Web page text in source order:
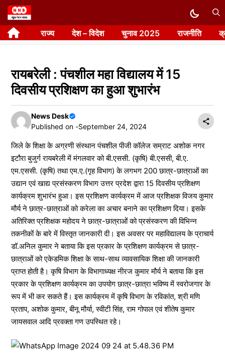
Skip
to
content राज्य देश – विदेश चुनाव 2025 राजनीति
रायबरेली : पंचशील महा विद्यालय में 15
दिवसीय प्रशिक्षण का हुआ शुभारंभ
News Desk
Published on -September 24, 2024
जिले के शिक्षा के अग्रणी संस्थान पंचशील पीजी कॉलेज सम्राट अशोक नगर
इटौरा बुजुर्ग रायबरेली में मंगलवार को बी.एससी. (कृषि) बी.एससी, बी.ए.
एम.एससी. (कृषि) तथा एम.ए.(गृह विभाग) के लगभग 200 छात्र-छात्राओं का
उद्यान एवं खाद्य प्रसंस्करण विभाग उत्तर प्रदेश द्वारा 15 दिवसीय प्रशिक्षण
कार्यक्रम शुभारंभ हुआ। इस प्रशिक्षण कार्यक्रम में आज प्रशिक्षक विजय कुमार
मौर्य ने छात्र-छात्राओं को करेला का अचार बनाने का प्रशिक्षण दिया। इसके
अतिरिक्त प्रशिक्षक महोदय ने छात्र-छात्राओं को प्रसंस्करण की विभिन्न
तकनीकों के बारे में विस्तृत जानकारी दी। इस अवसर पर महाविद्यालय के प्राचार्य
डॉ.अनिल कुमार ने बताया कि इस प्रकार के प्रशिक्षण कार्यक्रम से छात्र-
छात्राओं को एकेडमिक शिक्षा के साथ-साथ व्यावसायिक शिक्षा की जानकारी
प्राप्त होती है। कृषि विभाग के विभागाध्यक्ष नीरज कुमार मौर्य ने बताया कि इस
प्रकार के प्रशिक्षण कार्यक्रम का उपयोग छात्र-छात्रा भविष्य में स्वरोजगार के
रूप में भी कर सकते हैं। इस कार्यक्रम में कृषि विभाग के रविकांत, श्री मणि
प्रताप, अशोक कुमार, बीनू मौर्या, स्वीटी सिंह, राम गोपाल एवं शीतेष कुमार
जायसवाल आदि प्रवक्ता गण उपस्थित रहे।